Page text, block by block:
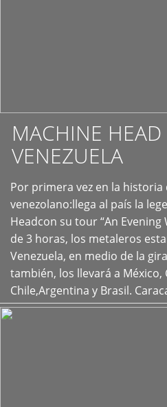
MACHINE HEAD
VENEZUELA
Por primera vez en la historia
venezolano:llega al país la
Headcon su tour “An
de 3 horas, los metaleros
Venezuela, en medio de la
también, los llevará a México,
Chile,Argentina y Brasil.